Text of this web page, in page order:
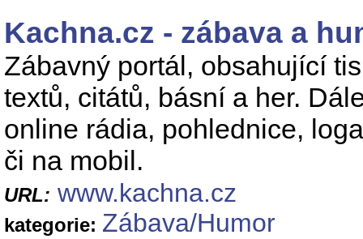
Kachna.cz - zábava a
Zábavný portál, obsahující
textů, citátů, básní a her.
online rádia, pohlednice,
či na mobil.
URL: www.kachna.cz
kategorie: Zábava/Humor